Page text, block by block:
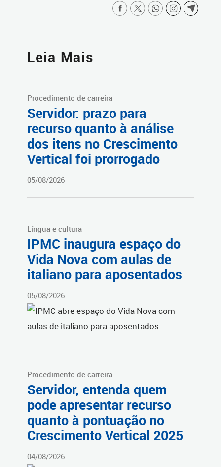
Leia Mais
Procedimento de carreira
Servidor: prazo para
recurso quanto à análise
dos itens no Crescimento
Vertical foi prorrogado
05/08/2026
Língua e cultura
IPMC inaugura espaço do
Vida Nova com aulas de
italiano para aposentados
05/08/2026
Procedimento de carreira
Servidor, entenda quem
pode apresentar recurso
quanto à pontuação no
Crescimento Vertical 2025
04/08/2026